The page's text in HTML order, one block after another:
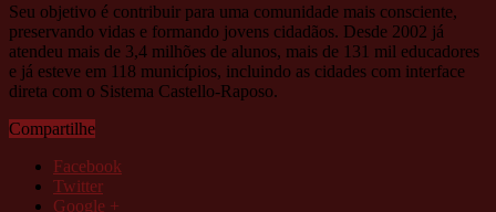
Seu objetivo é contribuir para uma comunidade mais consciente,
preservando vidas e formando jovens cidadãos. Desde 2002 já
atendeu mais de 3,4 milhões de alunos, mais de 131 mil educadores
e já esteve em 118 municípios, incluindo as cidades com interface
direta com o Sistema Castello-Raposo.
Compartilhe
Facebook
Twitter
Google +